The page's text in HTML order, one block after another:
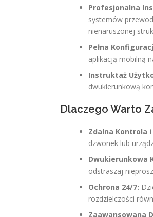
Profesjonalna
systemów
nienaruszonej
Pełna
aplikacją mobilną
Instruktaż
dwukierunkową
Dlaczego Warto
Zdalna Kontrola i
dzwonek lub
Dwukierunkowa
odstraszaj
Ochrona 24/7:
rozdzielczości
Zaawansowana